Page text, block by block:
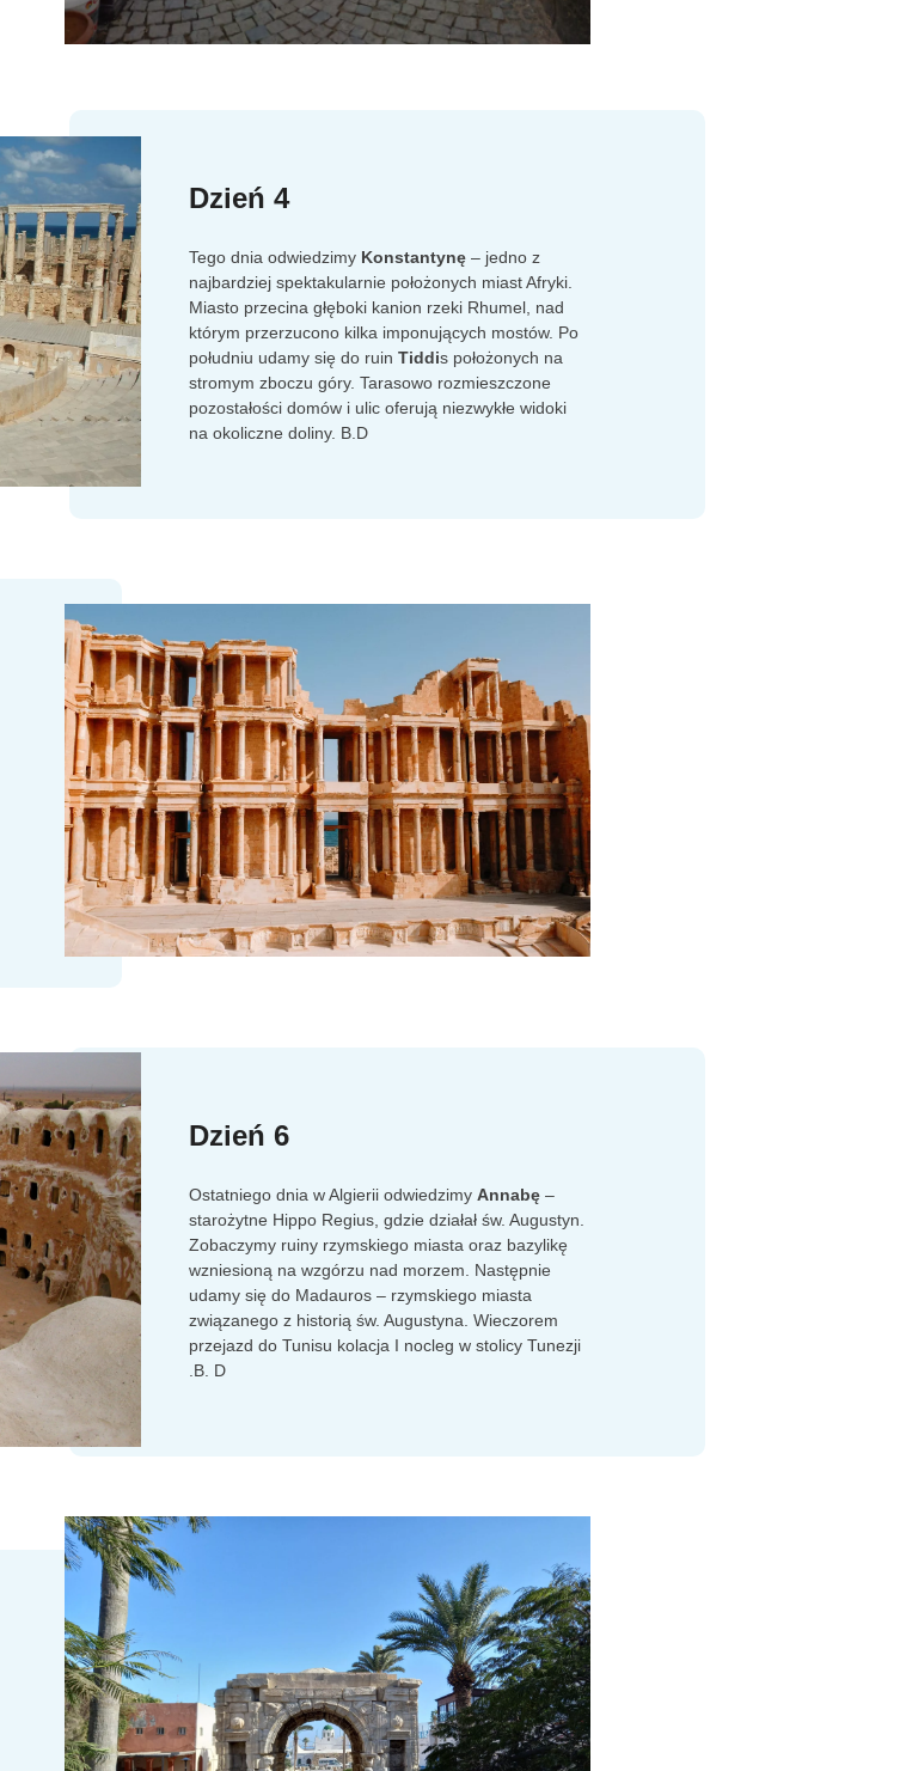
Dzień 4
Tego dnia odwiedzimy Konstantynę – jedno z
najbardziej spektakularnie położonych miast Afryki.
Miasto przecina głęboki kanion rzeki Rhumel, nad
którym przerzucono kilka imponujących mostów. Po
południu udamy się do ruin Tiddis położonych na
stromym zboczu góry. Tarasowo rozmieszczone
pozostałości domów i ulic oferują niezwykłe widoki
na okoliczne doliny. B.D
Dzień 6
Ostatniego dnia w Algierii odwiedzimy Annabę –
starożytne Hippo Regius, gdzie działał św. Augustyn.
Zobaczymy ruiny rzymskiego miasta oraz bazylikę
wzniesioną na wzgórzu nad morzem. Następnie
udamy się do Madauros – rzymskiego miasta
związanego z historią św. Augustyna. Wieczorem
przejazd do Tunisu kolacja I nocleg w stolicy Tunezji
.B. D